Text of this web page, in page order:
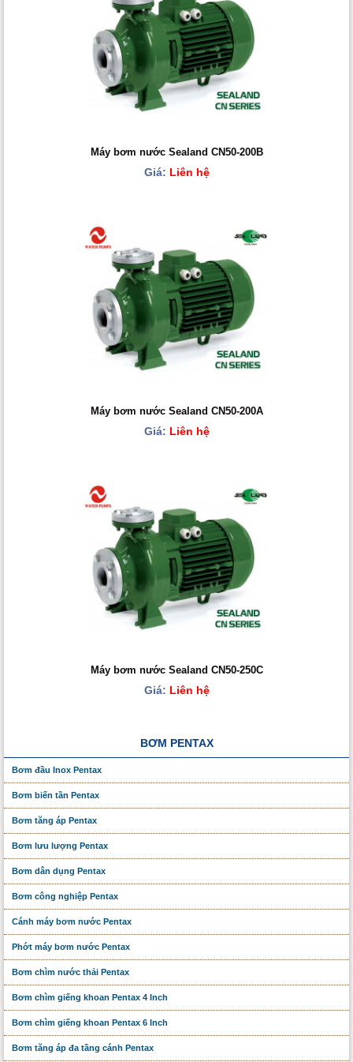
Máy bơm nước Sealand CN50-200B
Giá: Liên hệ
Máy bơm nước Sealand CN50-200A
Giá: Liên hệ
Máy bơm nước Sealand CN50-250C
Giá: Liên hệ
BƠM PENTAX
Bơm đầu Inox Pentax
Bơm biến tần Pentax
Bơm tăng áp Pentax
Bơm lưu lượng Pentax
Bơm dân dụng Pentax
Bơm công nghiệp Pentax
Cánh máy bơm nước Pentax
Phớt máy bơm nước Pentax
Bơm chìm nước thải Pentax
Bơm chìm giếng khoan Pentax 4 Inch
Bơm chìm giếng khoan Pentax 6 Inch
Bơm tăng áp đa tầng cánh Pentax